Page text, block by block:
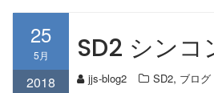
25
5月
2018
SD2 シンコ
jjs-blog2 SD2, ブログ